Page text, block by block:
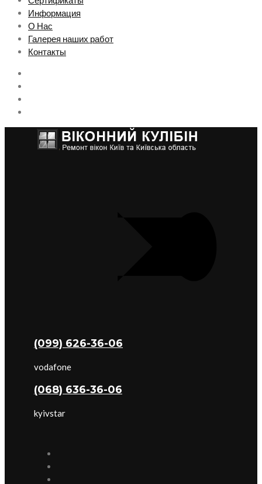
Информация
О Нас
Галерея наших работ
Контакты
(099) 626-36-06
vodafone
(068) 636-36-06
kyivstar